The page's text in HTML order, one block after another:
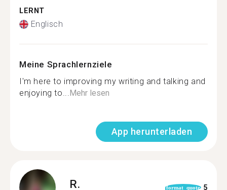
LERNT
Englisch
Meine Sprachlernziele
I'm here to improving my writing and talking and
enjoying to...Mehr lesen
App herunterladen
R. format_quote 5